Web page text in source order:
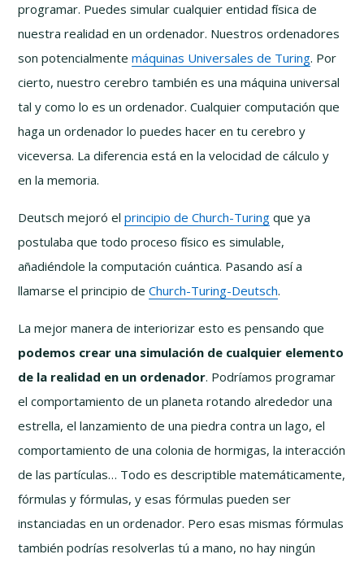
programar. Puedes simular cualquier entidad física de
nuestra realidad en un ordenador. Nuestros ordenadores
son potencialmentemáquinas Universales de Turing. Por
cierto, nuestro cerebro también es una máquina universal
tal y como lo es un ordenador. Cualquier computación que
haga un ordenador lo puedes hacer en tu cerebro y
viceversa. La diferencia está en la velocidad de cálculo y
en la memoria.
Deutsch mejoró elprincipio de Church-Turing que ya
postulaba que todo proceso físico es simulable,
añadiéndole la computación cuántica. Pasando así a
llamarse el principio deChurch-Turing-Deutsch.
La mejor manera de interiorizar esto es pensando que
podemos crear una simulación de cualquier elemento
de la realidad en un ordenador. Podríamos programar
el comportamiento de un planeta rotando alrededor una
estrella, el lanzamiento de una piedra contra un lago, el
comportamiento de una colonia de hormigas, la interacción
de las partículas… Todo es descriptible matemáticamente,
fórmulas y fórmulas, y esas fórmulas pueden ser
instanciadas en un ordenador. Pero esas mismas fórmulas
también podrías resolverlas tú a mano, no hay ningún